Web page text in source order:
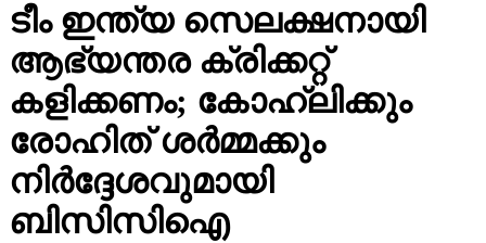
ടീം ഇന്ത്യ സെലക്ഷനായി
ആഭ്യന്തര ക്രിക്കറ്റ്
കളിക്കണം; കോഹ്ലിക്കും
രോഹിത് ശര്‍മ്മക്കും
നിര്‍ദ്ദേശവുമായി
ബിസിസിഐ